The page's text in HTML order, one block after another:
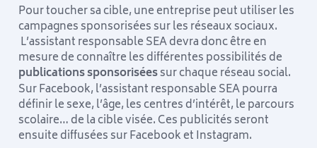
Pour toucher sa cible, une entreprise peut utiliser les
campagnes sponsorisées sur les réseaux sociaux.
L’assistant responsable SEA devra donc être en
mesure de connaître les différentes possibilités de
publications sponsoriséessur chaque réseau social.
Sur Facebook, l’assistant responsable SEA pourra
définir le sexe, l’âge, les centres d’intérêt, le parcours
scolaire… de la cible visée. Ces publicités seront
ensuite diffusées sur Facebook et Instagram.